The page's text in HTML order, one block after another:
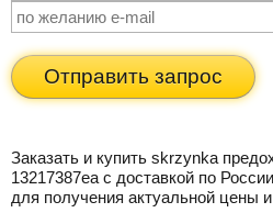
Отправить запрос
Заказать и купить skrzynka
13217387ea с доставкой по
для получения актуальной цены